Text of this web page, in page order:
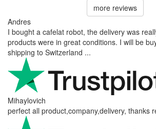
more reviews
Andres
I bought a cafelat robot, the delivery was
products were in great conditions. I will be
shipping to Switzerland ...
Mihaylovich
perfect all product,company,delivery, thanks